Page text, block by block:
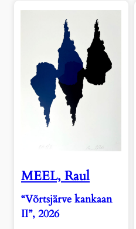
MEEL, Raul
“Võrtsjärve kankaan
II”, 2026